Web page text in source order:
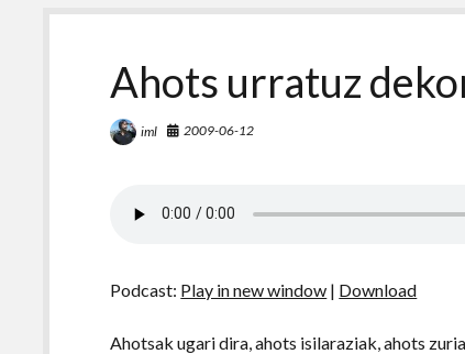
Ahots urratuz
iml 2009-06-12
Podcast: Play in new window | Download
Ahotsak ugari dira, ahots isilaraziak, ahots